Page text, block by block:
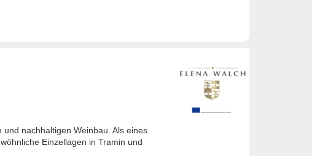
nachhaltigen Weinbau. Als eines
Einzellagen in Tramin und